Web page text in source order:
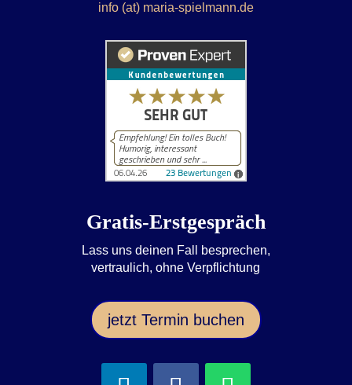
info (at) maria-spielmann.de
Gratis-Erstgespräch
Lass uns deinen Fall besprechen,
vertraulich, ohne Verpflichtung
jetzt Termin buchen